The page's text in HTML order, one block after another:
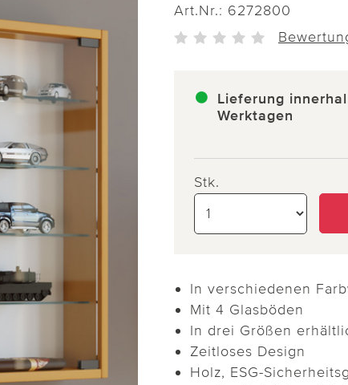
Art.Nr.: 6272800
Lieferung
Werktagen
Stk.
In verschiedenen
Mit 4 Glasböden
In drei Größen
Zeitloses Design
Holz, ESG-